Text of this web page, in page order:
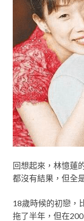
回想起來，林憶蓮
都沒有結果，但全
18歲時候的初戀，
拖了半年，但在